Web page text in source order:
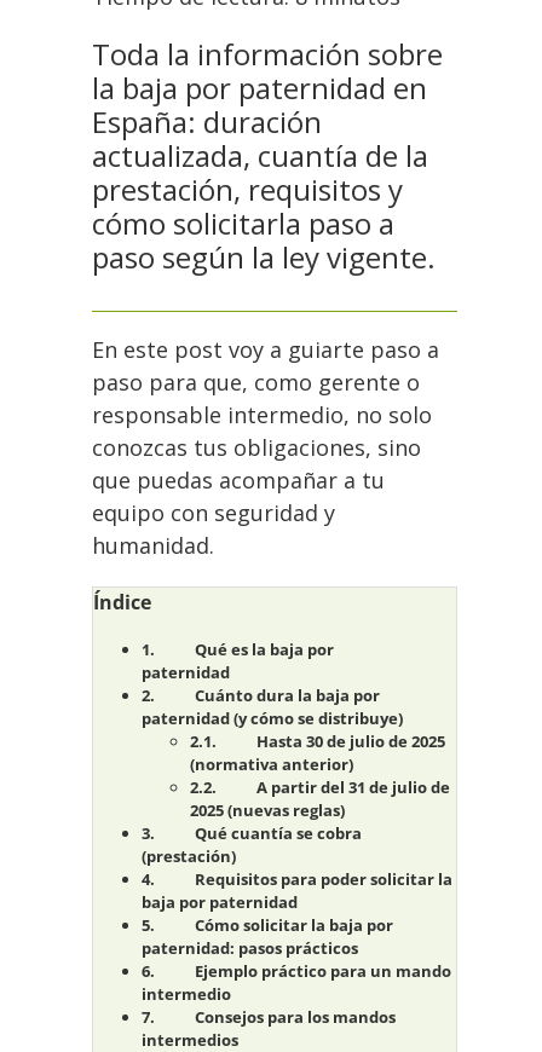
Toda la información sobre
la baja por paternidad en
España: duración
actualizada, cuantía de la
prestación, requisitos y
cómo solicitarla paso a
paso según la ley vigente.
En este post voy a guiarte paso a
paso para que, como gerente o
responsable intermedio, no solo
conozcas tus obligaciones, sino
que puedas acompañar a tu
equipo con seguridad y
humanidad.
Índice
Qué es la baja por
paternidad
Cuánto dura la baja por
paternidad (y cómo se distribuye)
Hasta 30 de julio de 2025
(normativa anterior)
A partir del 31 de julio de
2025 (nuevas reglas)
Qué cuantía se cobra
(prestación)
Requisitos para poder solicitar la
baja por paternidad
Cómo solicitar la baja por
paternidad: pasos prácticos
Ejemplo práctico para un mando
intermedio
Consejos para los mandos
intermedios